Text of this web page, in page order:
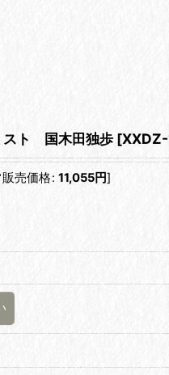
スト 国木田独歩 [
売価格: 11,055円]